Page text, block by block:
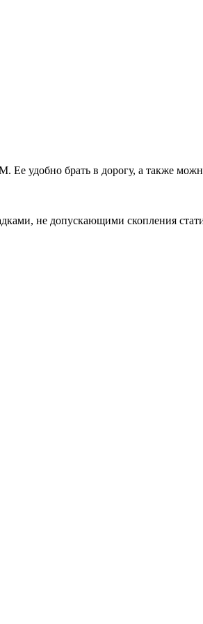
удобно брать в дорогу, а также
не допускающими скопления